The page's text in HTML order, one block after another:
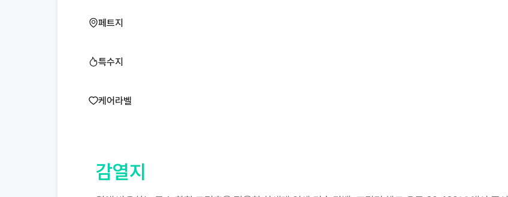
페트지
특수지
케어라벨
감열지